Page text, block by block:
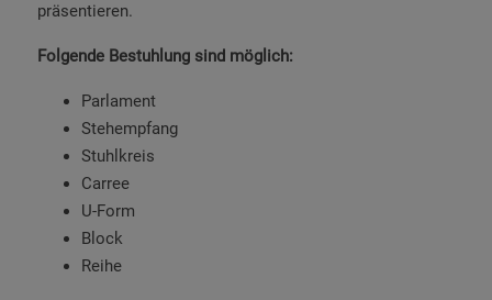
präsentieren.
Folgende Bestuhlung sind möglich:
Parlament
Stehempfang
Stuhlkreis
Carree
U-Form
Block
Reihe